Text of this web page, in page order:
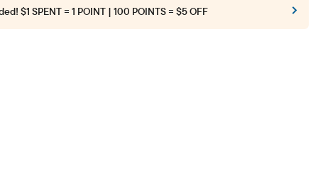
$1 SPENT = 1 POINT | 100 POINTS = $5 OFF